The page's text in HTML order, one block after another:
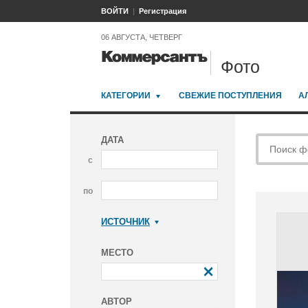
ВОЙТИ Регистрация
06 АВГУСТА, ЧЕТВЕРГ
Фото
КАТЕГОРИИ СВЕЖИЕ ПОСТУПЛЕНИЯ
ДАТА
с
по
ИСТОЧНИК
МЕСТО
АВТОР